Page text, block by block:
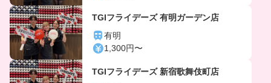
TGIフライデーズ 有明ガーデン店
有明
1,300円〜
TGIフライデーズ 新宿歌舞伎町店